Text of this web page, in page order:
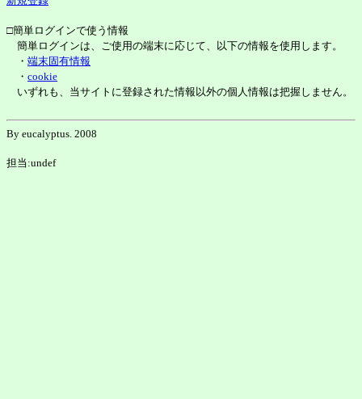
□簡単ログインで使う情報
簡単ログインは、ご使用の端末に応じて、以下の情報を使用します。
・ 端末固有情報
・ cookie
いずれも、当サイトに登録された情報以外の個人情報は把握しません。
By eucalyptus. 2008
担当:undef